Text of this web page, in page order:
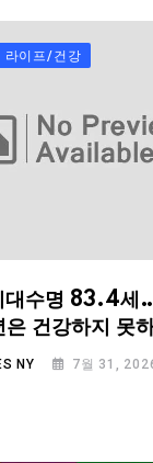
라이프/건강
대수명 83.4세
은 건강하지 못
NY 7월 31,